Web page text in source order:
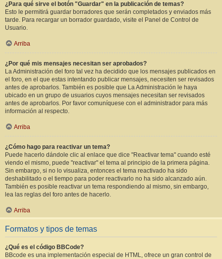
¿Para qué sirve el botón "Guardar" en la publicación de temas?
Esto le permitirá guardar borradores que serán completados y enviados más
tarde. Para recargar un borrador guardado, visite el Panel de Control de
Usuario.
Arriba
¿Por qué mis mensajes necesitan ser aprobados?
La Administración del foro tal vez ha decidido que los mensajes publicados en
el foro, en el que estas intentando publicar mensajes, necesiten ser revisados
antes de aprobarlos. También es posible que La Administración le haya
ubicado en un grupo de usuarios cuyos mensajes necesitan ser revisados
antes de aprobarlos. Por favor comuníquese con el administrador para más
información al respecto.
Arriba
¿Cómo hago para reactivar un tema?
Puede hacerlo dándole clic al enlace que dice "Reactivar tema" cuando esté
viendo el mismo, puede "reactivar" el tema al principio de la primera página.
Sin embargo, si no lo visualiza, entonces el tema reactivado ha sido
deshabilitado o el tiempo para poder reactivarlo no ha sido alcanzado aún.
También es posible reactivar un tema respondiendo al mismo, sin embargo,
lea las reglas del foro antes de hacerlo.
Arriba
Formatos y tipos de temas
¿Qué es el código BBCode?
BBcode es una implementación especial de HTML, ofrece un gran control de